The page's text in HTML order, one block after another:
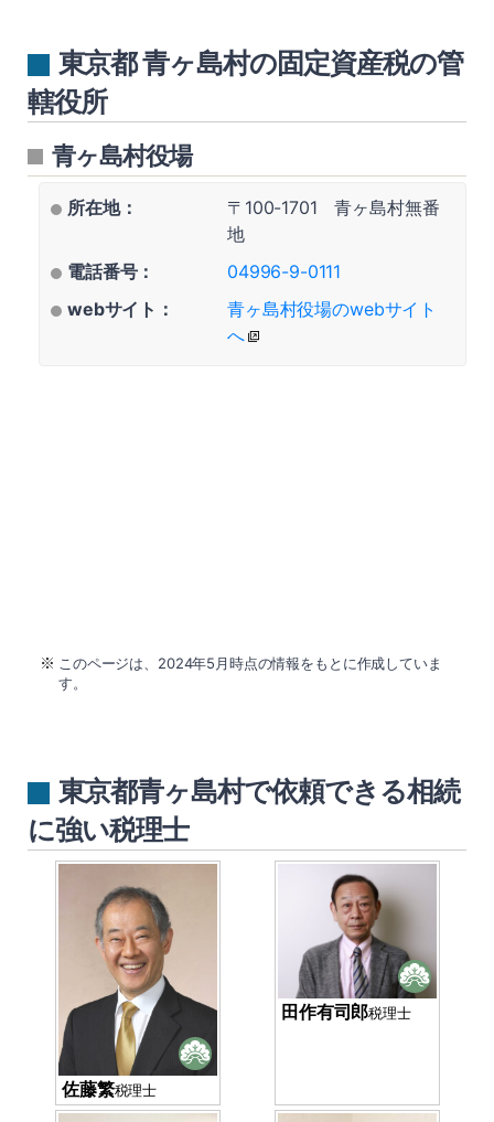
東京都 青ヶ島村の固定資産税の管
轄役所
青ヶ島村役場
所在地：
〒100-1701 青ヶ島村無番
地
電話番号：
04996-9-0111
webサイト：
青ヶ島村役場のwebサイト
へ
このページは、2024年5月時点の情報をもとに作成していま
す。
東京都青ヶ島村で依頼できる相続
に強い税理士
佐藤繁税理士
田作有司郎税理士